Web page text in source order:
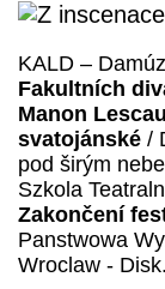
KALD –
Fakultních
Manon
svatojánské /
pod širým
Szkola
Zakončení
Panstwowa
Wroclaw - Disk.